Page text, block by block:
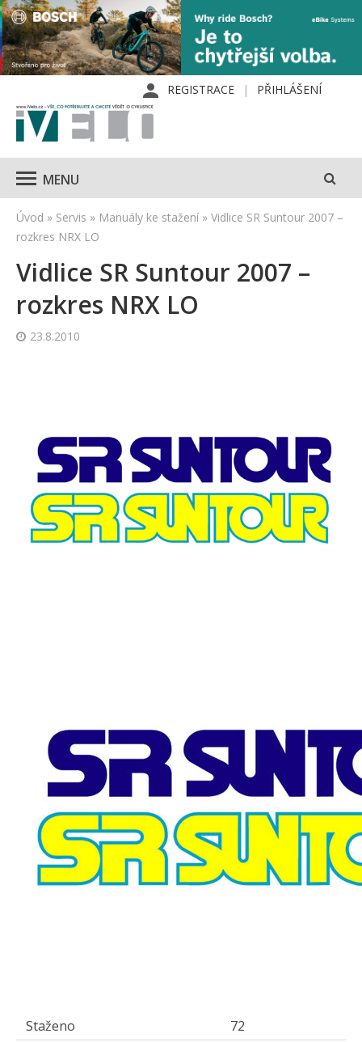
REGISTRACE PŘIHLÁŠENÍ
MENU
Úvod » Servis » Manuály ke stažení » Vidlice SR Suntour 2007 –
rozkres NRX LO
Vidlice SR Suntour 2007 –
rozkres NRX LO
23.8.2010
Staženo
72